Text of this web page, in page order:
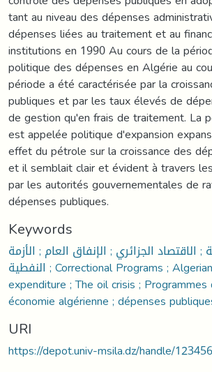
tant au niveau des dépenses
dépenses liées au traitement et au
institutions en 1990 Au cours de la
politique des dépenses en Algérie au
période a été caractérisée par la
publiques et par les taux élevés de
de gestion qu'en frais de traitement. La
est appelée politique d'expansion
effet du pétrole sur la croissance des
et il semblait clair et évident à travers
par les autorités gouvernementales de
dépenses publiques.
Keywords
; الاقتصاد الجزائري ; الإنفاق العام ; الأزمة
النفطية ; Correctional Programs ; Algerian economy ; public
expenditure ; The oil crisis ;
économie algérienne ; dépenses
URI
https://depot.univ-msila.dz/handle/